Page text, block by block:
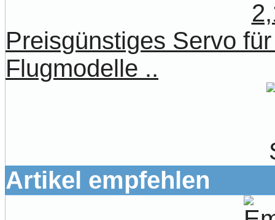
Preisgünstiges Servo
Flugmodelle ..
Artikel empfehlen